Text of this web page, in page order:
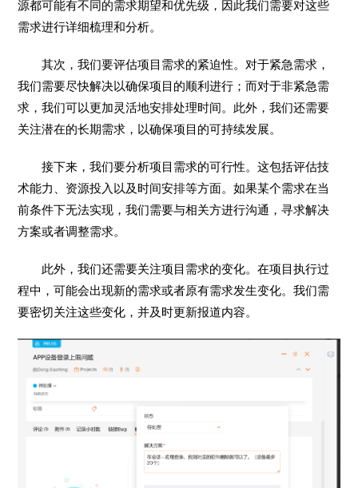
源都可能有不同的需求期望和优先级，因此我们需要对这些
需求进行详细梳理和分析。
其次，我们要评估项目需求的紧迫性。对于紧急需求，
我们需要尽快解决以确保项目的顺利进行；而对于非紧急需
求，我们可以更加灵活地安排处理时间。此外，我们还需要
关注潜在的长期需求，以确保项目的可持续发展。
接下来，我们要分析项目需求的可行性。这包括评估技
术能力、资源投入以及时间安排等方面。如果某个需求在当
前条件下无法实现，我们需要与相关方进行沟通，寻求解决
方案或者调整需求。
此外，我们还需要关注项目需求的变化。在项目执行过
程中，可能会出现新的需求或者原有需求发生变化。我们需
要密切关注这些变化，并及时更新报道内容。